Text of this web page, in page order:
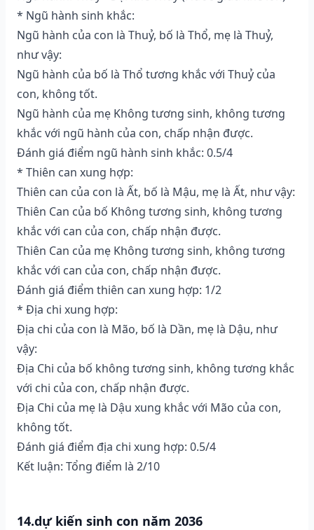
* Ngũ hành sinh khắc:
Ngũ hành của con là Thuỷ, bố là Thổ, mẹ là Thuỷ,
như vậy:
Ngũ hành của bố là Thổ tương khắc với Thuỷ của
con, không tốt.
Ngũ hành của mẹ Không tương sinh, không tương
khắc với ngũ hành của con, chấp nhận được.
Đánh giá điểm ngũ hành sinh khắc: 0.5/4
* Thiên can xung hợp:
Thiên can của con là Ất, bố là Mậu, mẹ là Ất, như vậy:
Thiên Can của bố Không tương sinh, không tương
khắc với can của con, chấp nhận được.
Thiên Can của mẹ Không tương sinh, không tương
khắc với can của con, chấp nhận được.
Đánh giá điểm thiên can xung hợp: 1/2
* Địa chi xung hợp:
Địa chi của con là Mão, bố là Dần, mẹ là Dậu, như
vậy:
Địa Chi của bố không tương sinh, không tương khắc
với chi của con, chấp nhận được.
Địa Chi của mẹ là Dậu xung khắc với Mão của con,
không tốt.
Đánh giá điểm địa chi xung hợp: 0.5/4
Kết luận: Tổng điểm là 2/10
14.dự kiến sinh con năm 2036